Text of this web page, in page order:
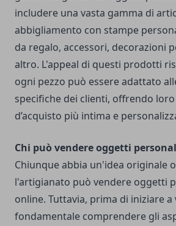
includere una vasta gamma di
abbigliamento con stampe
da regalo, accessori, decorazioni
altro. L'appeal di questi prodotti
ogni pezzo può essere adattato
specifiche dei clienti, offrendo loro
d’acquisto più intima e
Chi può vendere oggetti
Chiunque abbia un'idea originale
l'artigianato può vendere oggetti
online. Tuttavia, prima di iniziare a
fondamentale comprendere gli